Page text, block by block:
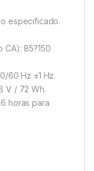
especificado.
85?150
60 Hz ±1 Hz.
V / 72 Wh.
horas para